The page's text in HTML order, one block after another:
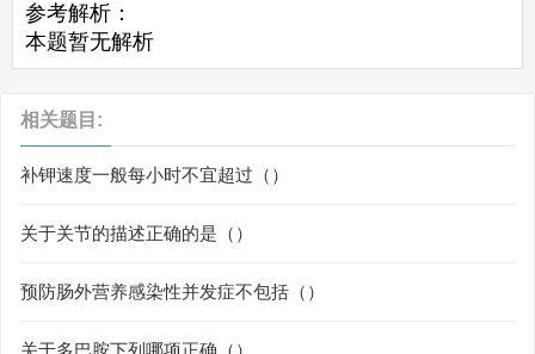
参考解析：
本题暂无解析
相关题目:
补钾速度一般每小时不宜超过（）
关于关节的描述正确的是（）
预防肠外营养感染性并发症不包括（）
关于多巴胺下列哪项正确（）